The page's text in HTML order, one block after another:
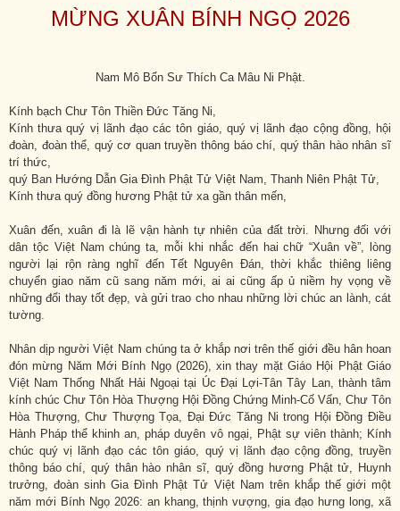
MỪNG XUÂN BÍNH NGỌ 2026
Nam Mô Bổn Sư Thích Ca Mâu Ni Phật.
Kính bạch Chư Tôn Thiền Đức Tăng Ni,
Kính thưa quý vị lãnh đạo các tôn giáo, quý vị lãnh đạo cộng đồng, hội
đoàn, đoàn thể, quý cơ quan truyền thông báo chí, quý thân hào nhân sĩ
trí thức,
quý Ban Hướng Dẫn Gia Đình Phật Tử Việt Nam, Thanh Niên Phật Tử,
Kính thưa quý đồng hương Phật tử xa gần thân mến,
Xuân đến, xuân đi là lẽ vận hành tự nhiên của đất trời. Nhưng đối với
dân tộc Việt Nam chúng ta, mỗi khi nhắc đến hai chữ “Xuân về”, lòng
người lại rộn ràng nghĩ đến Tết Nguyên Đán, thời khắc thiêng liêng
chuyển giao năm cũ sang năm mới, ai ai cũng ấp ủ niềm hy vọng về
những đổi thay tốt đẹp, và gửi trao cho nhau những lời chúc an lành, cát
tường.
Nhân dịp người Việt Nam chúng ta ở khắp nơi trên thế giới đều hân hoan
đón mừng Năm Mới Bính Ngọ (2026), xin thay mặt Giáo Hội Phật Giáo
Việt Nam Thống Nhất Hải Ngoại tại Úc Đại Lợi-Tân Tây Lan, thành tâm
kính chúc Chư Tôn Hòa Thượng Hội Đồng Chứng Minh-Cố Vấn, Chư Tôn
Hòa Thượng, Chư Thượng Tọa, Đại Đức Tăng Ni trong Hội Đồng Điều
Hành Pháp thể khinh an, pháp duyên vô ngại, Phật sự viên thành; Kính
chúc quý vị lãnh đạo các tôn giáo, quý vị lãnh đạo cộng đồng, truyền
thông báo chí, quý thân hào nhân sĩ, quý đồng hương Phật tử, Huynh
trưởng, đoàn sinh Gia Đình Phật Tử Việt Nam trên khắp thế giới một
năm mới Bính Ngọ 2026: an khang, thịnh vượng, gia đạo hưng long, xã